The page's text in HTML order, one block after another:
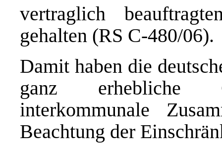
vertraglich
gehalten (RS C-480/06).
Damit haben die
ganz erhebliche
interkommunale
Beachtung der